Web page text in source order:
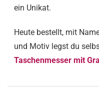
ein Unikat.
Heute bestellt, mit
und Motiv legst du
Taschenmesser mit